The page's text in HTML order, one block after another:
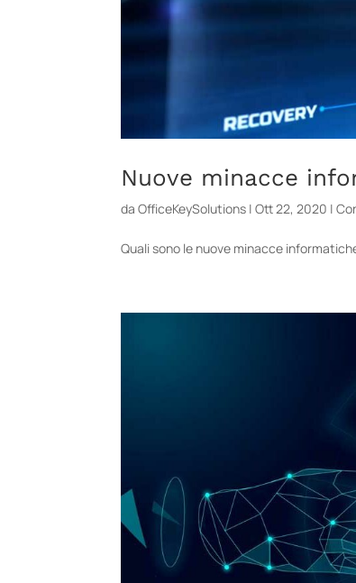
Nuove minacce
daOfficeKeySolutions |Ott 22, 2020 |
Quali sono le nuove minacce